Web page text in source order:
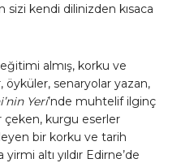
sizi kendi dilinizden kısaca
almış, korku ve
senaryolar yazan,
Yeri’nde muhtelif ilginç
çeken, kurgu eserler
bir korku ve tarih
yirmi altı yıldır Edirne’de